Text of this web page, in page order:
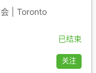
| Toronto
已结束
关注